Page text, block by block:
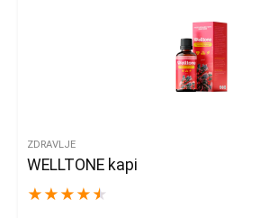
ZDRAVLJE
WELLTONE kapi
★ ★ ★ ★ ★